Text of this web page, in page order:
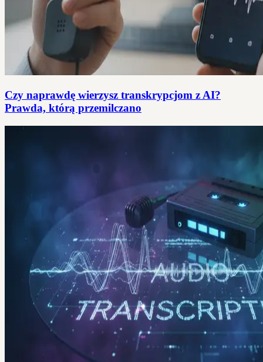
Czy naprawdę wierzysz transkrypcjom z AI?
Prawda, którą przemilczano